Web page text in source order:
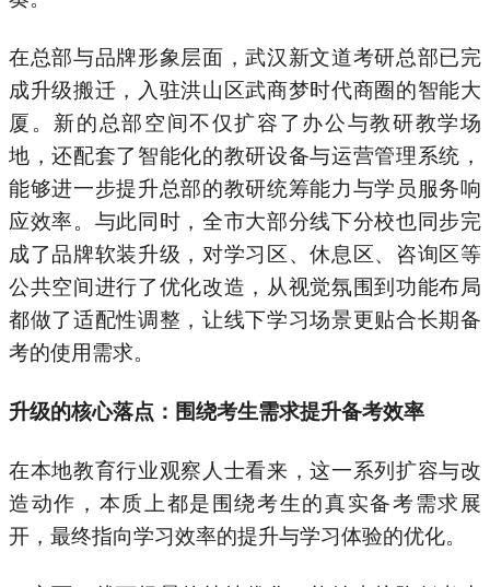
在总部与品牌形象层面，武汉新文道考研总部已完
成升级搬迁，入驻洪山区武商梦时代商圈的智能大
厦。新的总部空间不仅扩容了办公与教研教学场
地，还配套了智能化的教研设备与运营管理系统，
能够进一步提升总部的教研统筹能力与学员服务响
应效率。与此同时，全市大部分线下分校也同步完
成了品牌软装升级，对学习区、休息区、咨询区等
公共空间进行了优化改造，从视觉氛围到功能布局
都做了适配性调整，让线下学习场景更贴合长期备
考的使用需求。
升级的核心落点：围绕考生需求提升备考效率
在本地教育行业观察人士看来，这一系列扩容与改
造动作，本质上都是围绕考生的真实备考需求展
开，最终指向学习效率的提升与学习体验的优化。